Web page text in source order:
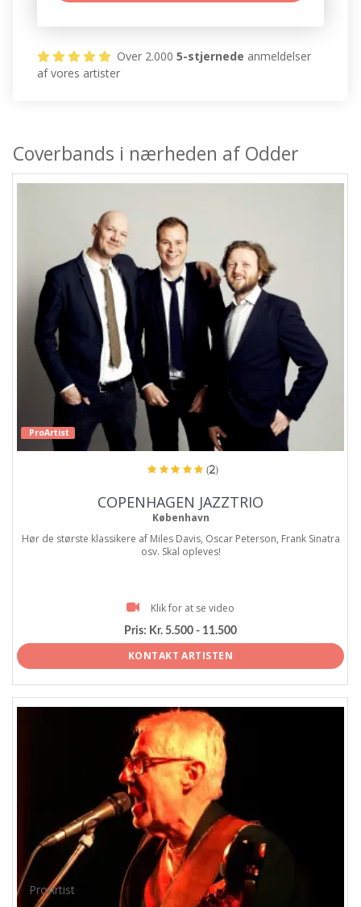
Over 2.0005-stjernede anmeldelser
af vores artister
Coverbands i nærheden af Odder
ProArtist
(2)
COPENHAGEN JAZZTRIO
København
Hør de største klassikere af Miles Davis, Oscar Peterson, Frank Sinatra
osv. Skal opleves!
Klik for at se video
Pris: Kr. 5.500 - 11.500
KONTAKT ARTISTEN
ProArtist